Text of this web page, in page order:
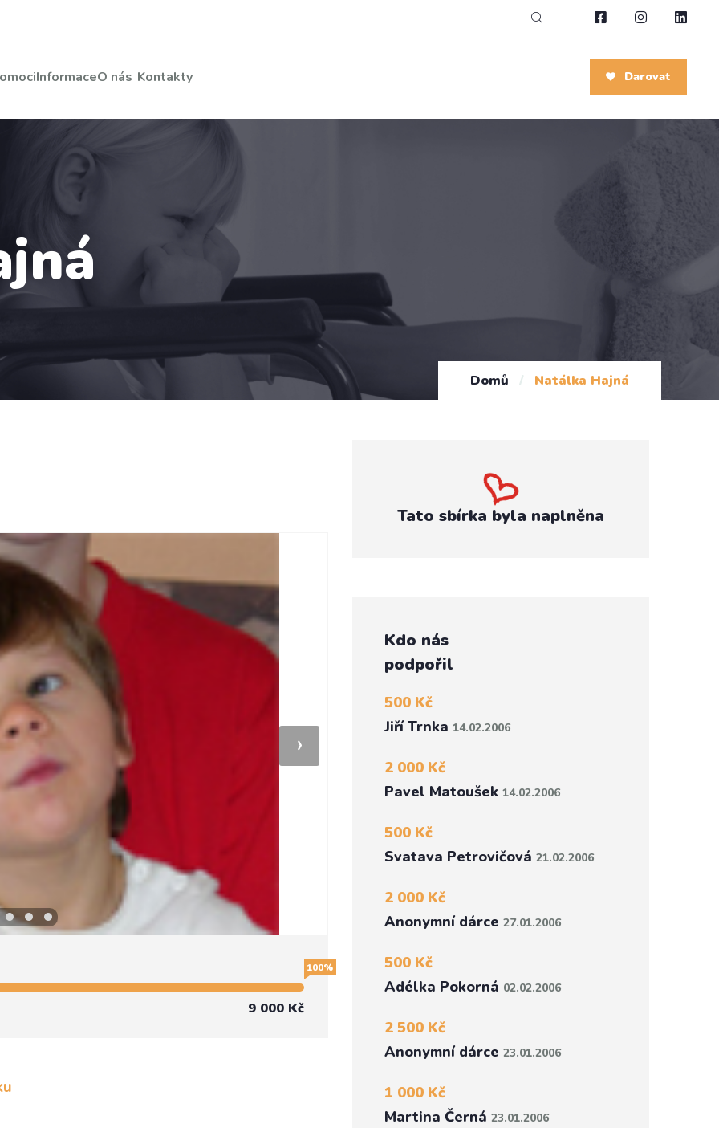
InformaceO nás Kontakty Darovat
Domů / Natálka Hajná
›
100%
9 000 Kč
Tato sbírka byla naplněna
Kdo nás
podpořil
500 Kč
Jiří Trnka 14.02.2006
2 000 Kč
Pavel Matoušek 14.02.2006
500 Kč
Svatava Petrovičová 21.02.2006
2 000 Kč
Anonymní dárce 27.01.2006
500 Kč
Adélka Pokorná 02.02.2006
2 500 Kč
Anonymní dárce 23.01.2006
1 000 Kč
Martina Černá 23.01.2006